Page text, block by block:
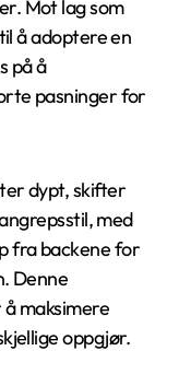
Mot lag som
å adoptere en
på å
pasninger for
dypt, skifter
med
fra backene for
Denne
maksimere
oppgjør.